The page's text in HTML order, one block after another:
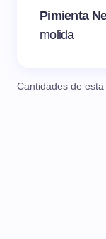
Pimienta
molida
Cantidades de